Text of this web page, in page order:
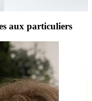
aux particuliers